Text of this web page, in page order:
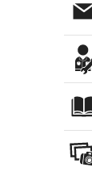
レビ
トレ
マー
ク
ク
アリ
Z32
ク
閲
ニュ